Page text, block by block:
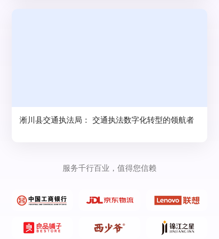
淅川县交通执法局： 交通执法数字化转型的领航者
服务千行百业，值得您信赖